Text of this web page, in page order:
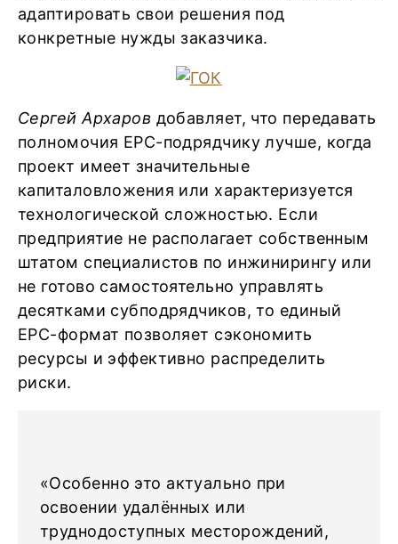
адаптировать свои решения под
конкретные нужды заказчика.
Сергей Архаров добавляет, что передавать
полномочия EPC-подрядчику лучше, когда
проект имеет значительные
капиталовложения или характеризуется
технологической сложностью. Если
предприятие не располагает собственным
штатом специалистов по инжинирингу или
не готово самостоятельно управлять
десятками субподрядчиков, то единый
EPC-формат позволяет сэкономить
ресурсы и эффективно распределить
риски.
«Особенно это актуально при
освоении удалённых или
труднодоступных месторождений,